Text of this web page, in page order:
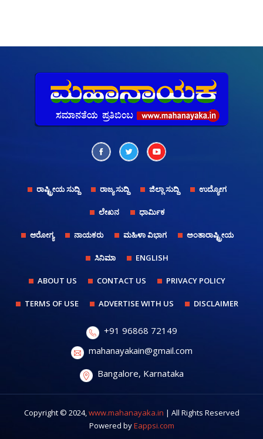
ರಾಷ್ಟ್ರೀಯ ಸುದ್ದಿ ರಾಜ್ಯ ಸುದ್ದಿ ಜಿಲ್ಲಾ ಸುದ್ದಿ ಉದ್ಯೋಗ
ಲೇಖನ ಧಾರ್ಮಿಕ
ಆರೋಗ್ಯ ನಾಯಕರು ಮಹಿಳಾ ವಿಭಾಗ ಅಂತಾರಾಷ್ಟ್ರೀಯ
ಸಿನಿಮಾ ENGLISH
ABOUT US CONTACT US PRIVACY POLICY
TERMS OF USE ADVERTISE WITH US DISCLAIMER
+91 96868 72149
mahanayakain@gmail.com
Bangalore, Karnataka
Copyright © 2024,www.mahanayaka.in | All Rights Reserved
Powered byEappsi.com